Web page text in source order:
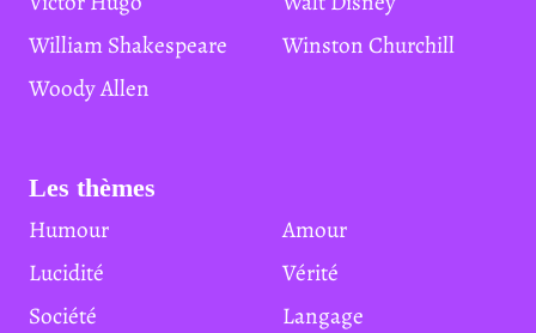
William Shakespeare
Winston Churchill
Woody Allen
Les thèmes
Humour
Amour
Lucidité
Vérité
Société
Langage